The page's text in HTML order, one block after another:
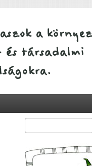
Keresés űrlap